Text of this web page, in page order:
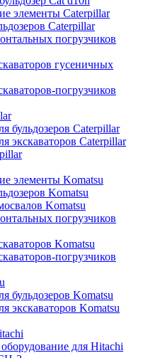
элементы Caterpillar
Caterpillar
погрузчиков
гусеничных
погрузчиков
бульдозеров Caterpillar
экскаваторов Caterpillar
элементы Komatsu
Komatsu
Komatsu
погрузчиков
Komatsu
погрузчиков
бульдозеров Komatsu
экскаваторов Komatsu
для Hitachi